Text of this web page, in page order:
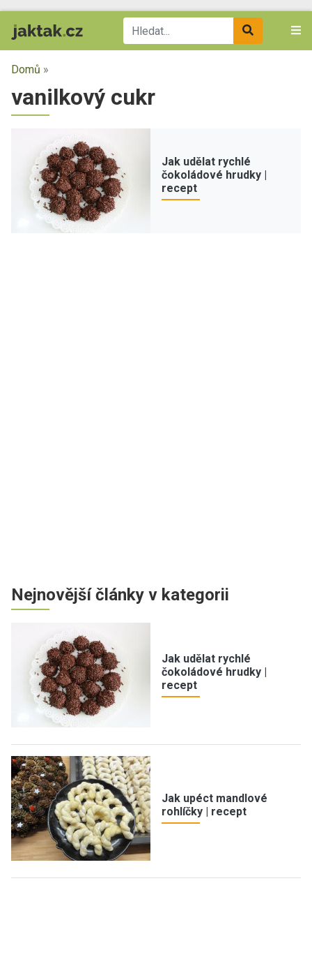
Domů »
vanilkový cukr
Jak udělat rychlé
čokoládové hrudky |
recept
Nejnovější články v kategorii
Jak udělat rychlé
čokoládové hrudky |
recept
Jak upéct mandlové
rohlíčky | recept